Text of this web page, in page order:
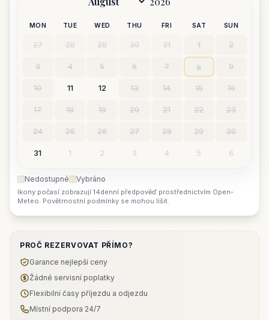
MON TUE WED THU FRI SAT SUN
27 28 29 30 31 1 2
3 4 5 6 7 8 9
10 11 12 13 14 15 16
17 18 19 20 21 22 23
24 25 26 27 28 29 30
31 1 2 3 4 5 6
Nedostupné Vybráno
Ikony počasí zobrazují 14denní předpověď prostřednictvím Open-
Meteo. Povětrnostní podmínky se mohou lišit.
PROČ REZERVOVAT PŘÍMO?
Garance nejlepší ceny
Žádné servisní poplatky
Flexibilní časy příjezdu a odjezdu
Místní podpora 24/7